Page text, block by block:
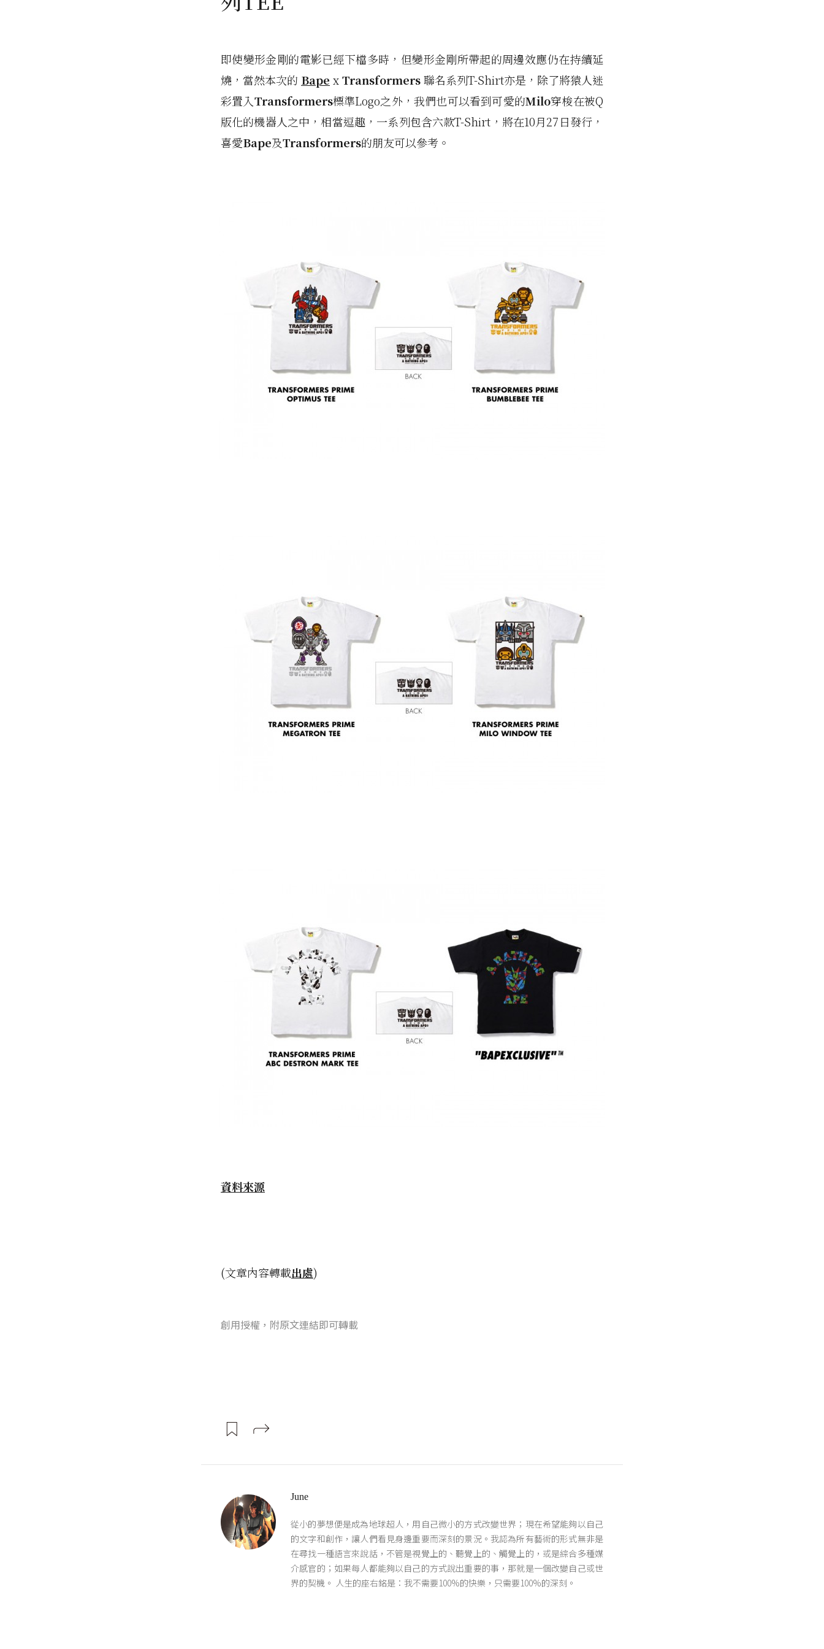
即使變形金剛的電影已經下檔多時，但變形金剛所帶起的周邊效應仍在持續延
燒，當然本次的 Bape xTransformers聯名系列T-Shirt亦是，除了將猿人迷
彩置入Transformers標準Logo之外，我們也可以看到可愛的Milo穿梭在被Q
版化的機器人之中，相當逗趣，一系列包含六款T-Shirt，將在10月27日發行，
喜愛Bape及Transformers的朋友可以參考。
資料來源
(文章內容轉載出處)
創用授權，附原文連結即可轉載
June
從小的夢想便是成為地球超人，用自己微小的方式改變世界；現在希望能夠以自己
的文字和創作，讓人們看見身邊重要而深刻的景況。我認為所有藝術的形式無非是
在尋找一種語言來說話，不管是視覺上的、聽覺上的、觸覺上的，或是綜合多種媒
介感官的；如果每人都能夠以自己的方式說出重要的事，那就是一個改變自己或世
界的契機。 人生的座右銘是：我不需要100%的快樂，只需要100%的深刻。